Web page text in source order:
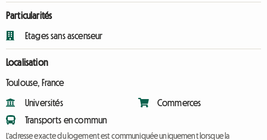
Particularités
Etages sans ascenseur
Localisation
Toulouse, France
Universités
Transports en commun
Commerces
L'adresse exacte du logement est communiquée uniquement lorsque la